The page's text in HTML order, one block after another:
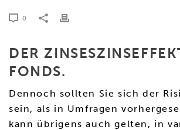
0
DER
FONDS.
Dennoch sollten Sie sich der
sein, als in Umfragen
kann übrigens auch gelten, in